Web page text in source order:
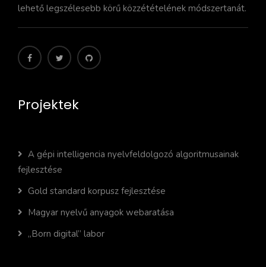
lehető legszélesebb körű közzétételének módszertanát.
Projektek
A gépi intelligencia nyelvfeldolgozó algoritmusainak
fejlesztése
Gold standard korpusz fejlesztése
Magyar nyelvű anyagok webaratása
„Born digital” labor